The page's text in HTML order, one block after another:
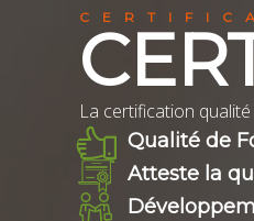
La certification
Qualité de
Atteste la